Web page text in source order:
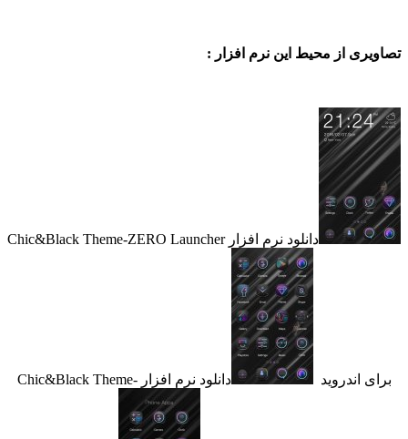
از محیط این نرم افزار :
دانلود نرم افزار Chic&Black Theme-ZERO Launcher
دانلود نرم افزار Chic&Black Theme-